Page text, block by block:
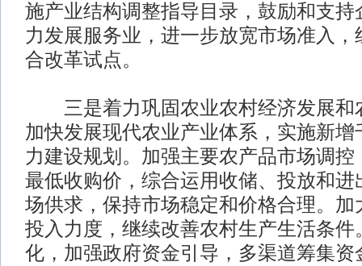
施产业结构调整指导目录，鼓励和支持
力发展服务业，进一步放宽市场准入
合改革试点。
三是着力巩固农业农村经济发展和
加快发展现代农业产业体系，实施新增
力建设规划。加强主要农产品市场调
最低收购价，综合运用收储、投放和进
场供求，保持市场稳定和价格合理。加
投入力度，继续改善农村生产生活条件
化，加强政府资金引导，多渠道筹集资